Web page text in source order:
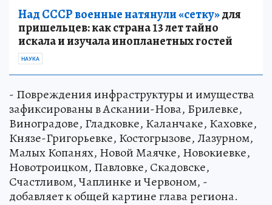
Над СССР военные натянули «сетку»для
пришельцев: как страна 13 лет тайно
искала и изучала инопланетных гостей
НАУКА
- Повреждения инфраструктуры и имущества
зафиксированы в Аскании-Нова, Брилевке,
Виноградове, Гладковке, Каланчаке, Каховке,
Князе-Григорьевке, Костогрызове, Лазурном,
Малых Копанях, Новой Маячке, Новокиевке,
Новотроицком, Павловке, Скадовске,
Счастливом, Чаплинке и Червоном, -
добавляет к общей картине глава региона.